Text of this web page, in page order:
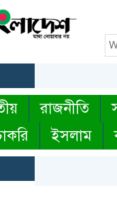
রাজনীতি
ইসলাম